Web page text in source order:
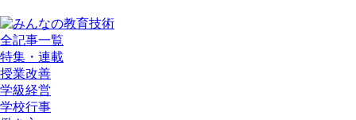
全記事一覧
特集・連載
授業改善
学級経営
学校行事